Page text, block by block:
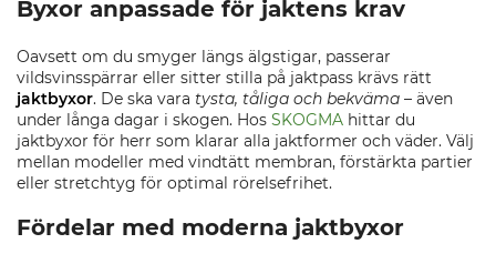
Byxor anpassade för jaktens krav
Oavsett om du smyger längs älgstigar, passerar
vildsvinsspärrar eller sitter stilla på jaktpass krävs rätt
jaktbyxor. De ska vara tysta, tåliga och bekväma – även
under långa dagar i skogen. Hos SKOGMA hittar du
jaktbyxor för herr som klarar alla jaktformer och väder. Välj
mellan modeller med vindtätt membran, förstärkta partier
eller stretchtyg för optimal rörelsefrihet.
Fördelar med moderna jaktbyxor